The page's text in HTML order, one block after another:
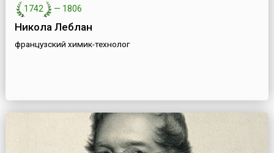
1742 — 1806
Никола Леблан
французский химик-технолог